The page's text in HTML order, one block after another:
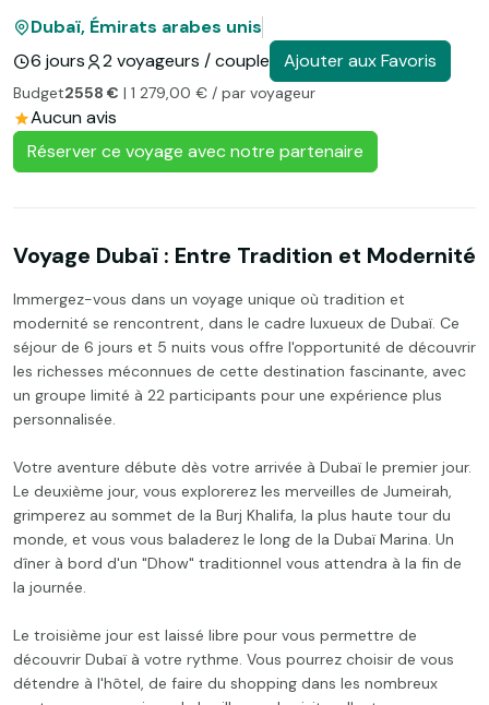
Dubaï, Émirats arabes unis
6 jours
2 voyageurs / couple Ajouter aux Favoris
Budget2558 € | 1 279,00 € / par voyageur
Aucun avis
Réserver ce voyage avec notre partenaire
Voyage Dubaï : Entre Tradition et Modernité
Immergez-vous dans un voyage unique où tradition et
modernité se rencontrent, dans le cadre luxueux de Dubaï. Ce
séjour de 6 jours et 5 nuits vous offre l'opportunité de découvrir
les richesses méconnues de cette destination fascinante, avec
un groupe limité à 22 participants pour une expérience plus
personnalisée.
Votre aventure débute dès votre arrivée à Dubaï le premier jour.
Le deuxième jour, vous explorerez les merveilles de Jumeirah,
grimperez au sommet de la Burj Khalifa, la plus haute tour du
monde, et vous vous baladerez le long de la Dubaï Marina. Un
dîner à bord d'un "Dhow" traditionnel vous attendra à la fin de
la journée.
Le troisième jour est laissé libre pour vous permettre de
découvrir Dubaï à votre rythme. Vous pourrez choisir de vous
détendre à l'hôtel, de faire du shopping dans les nombreux